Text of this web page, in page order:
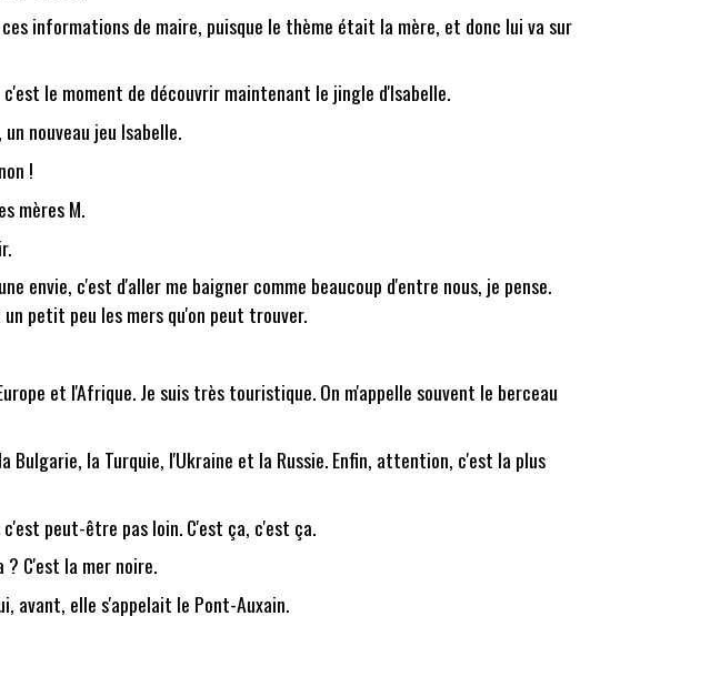
informations de maire, puisque le thème était la mère, et donc lui va sur
le moment de découvrir maintenant le jingle d'Isabelle.
nouveau jeu Isabelle.
!
mères M.
envie, c'est d'aller me baigner comme beaucoup d'entre nous, je pense.
petit peu les mers qu'on peut trouver.
et l'Afrique. Je suis très touristique. On m'appelle souvent le berceau
la Turquie, l'Ukraine et la Russie. Enfin, attention, c'est la plus
peut-être pas loin. C'est ça, c'est ça.
C'est la mer noire.
avant, elle s'appelait le Pont-Auxain.